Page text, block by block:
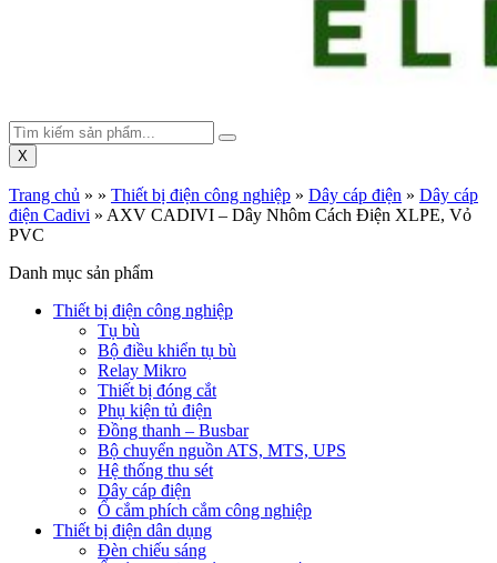
X
Trang chủ » » Thiết bị điện công nghiệp » Dây cáp điện » Dây cáp
điện Cadivi » AXV CADIVI – Dây Nhôm Cách Điện XLPE, Vỏ
PVC
Danh mục sản phẩm
Thiết bị điện công nghiệp
Tụ bù
Bộ điều khiển tụ bù
Relay Mikro
Thiết bị đóng cắt
Phụ kiện tủ điện
Đồng thanh – Busbar
Bộ chuyển nguồn ATS, MTS, UPS
Hệ thống thu sét
Dây cáp điện
Ổ cắm phích cắm công nghiệp
Thiết bị điện dân dụng
Đèn chiếu sáng